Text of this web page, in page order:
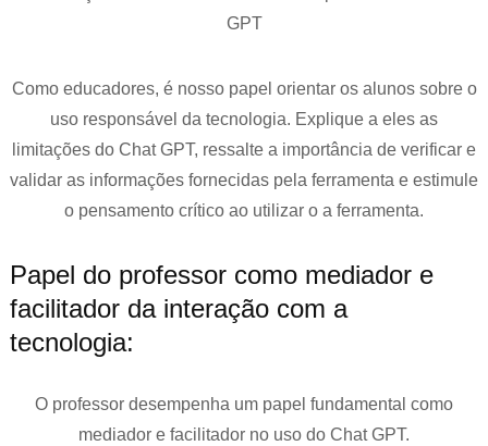
GPT
Como educadores, é nosso papel orientar os alunos sobre o
uso responsável da tecnologia. Explique a eles as
limitações do Chat GPT, ressalte a importância de verificar e
validar as informações fornecidas pela ferramenta e estimule
o pensamento crítico ao utilizar o a ferramenta.
Papel do professor como mediador e
facilitador da interação com a
tecnologia:
O professor desempenha um papel fundamental como
mediador e facilitador no uso do Chat GPT.